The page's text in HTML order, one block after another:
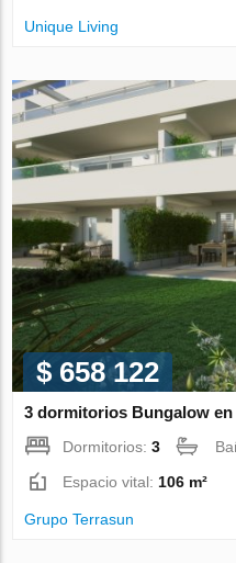
Unique Living
$ 658 122
3 dormitorios Bungalow en
Dormitorios:3
Espacio vital: 106 m²
Grupo Terrasun